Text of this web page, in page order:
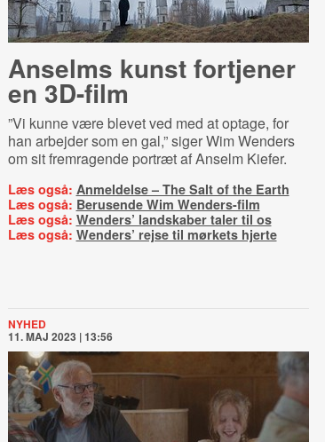
Anselms kunst fortjener
en 3D-film
”Vi kunne være blevet ved med at optage, for
han arbejder som en gal,” siger Wim Wenders
om sit fremragende portræt af Anselm Kiefer.
Læs også: Anmeldelse – The Salt of the Earth
Læs også: Berusende Wim Wenders-film
Læs også: Wenders’ landskaber taler til os
Læs også: Wenders’ rejse til mørkets hjerte
NYHED
11. MAJ 2023 | 13:56